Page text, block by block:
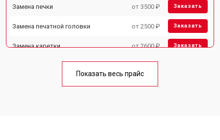
Замена печки от 3500 ₽ Заказать
Замена печатной головки от 2500 ₽ Заказать
Замена каретки от 2600 ₽ Заказать
Замена блока питания от 2300 ₽
Показать весь прайс